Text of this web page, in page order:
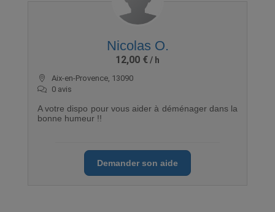
Nicolas O.
12,00 €
Aix-en-Provence, 13090
0 avis
A votre dispo pour vous aider à déménager dans la
bonne humeur !!
Demander son aide